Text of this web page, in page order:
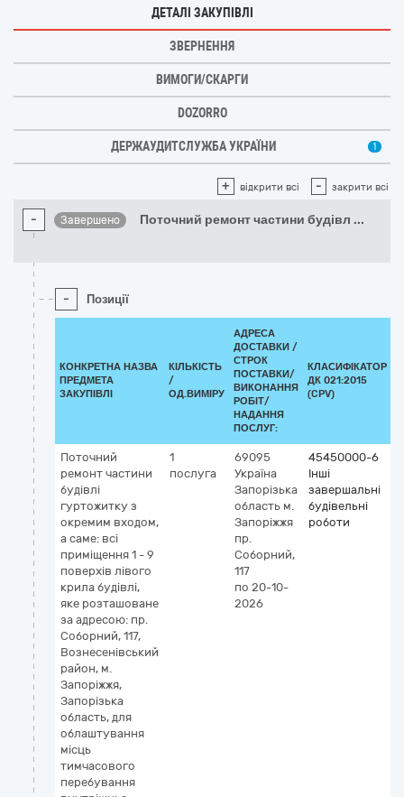
ДЕТАЛІ ЗАКУПІВЛІ
ЗВЕРНЕННЯ
ВИМОГИ/СКАРГИ
DOZORRO
ДЕРЖАУДИТСЛУЖБА УКРАЇНИ 1
+ відкрити всі - закрити всі
- Завершено Поточний ремонт частини будівл ...
- Позиції
КОНКРЕТНА НАЗВА
ПРЕДМЕТА
ЗАКУПІВЛІ
КІЛЬКІСТЬ
/
ОД.ВИМІРУ
АДРЕСА
ДОСТАВКИ /
СТРОК
ПОСТАВКИ/
ВИКОНАННЯ
РОБІТ/
НАДАННЯ
ПОСЛУГ:
КЛАСИФІКАТОР
ДК 021:2015
(CPV)
Поточний
ремонт частини
будівлі
гуртожитку з
окремим входом,
а саме: всі
приміщення 1 - 9
поверхів лівого
крила будівлі,
яке розташоване
за адресою: пр.
Соборний, 117,
Вознесенівський
район, м.
Запоріжжя,
Запорізька
область, для
облаштування
місць
тимчасового
перебування
1
послуга
69095
Україна
Запорізька
область м.
Запоріжжя
пр.
Соборний,
117
по 20-10-
2026
45450000-6
Інші
завершальні
будівельні
роботи